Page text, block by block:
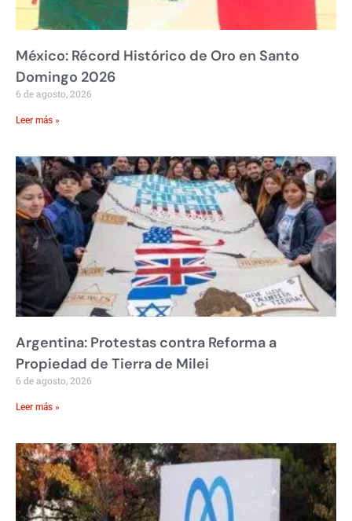
México: Récord Histórico de Oro en Santo
Domingo 2026
6 de agosto, 2026
Leer más »
Argentina: Protestas contra Reforma a
Propiedad de Tierra de Milei
6 de agosto, 2026
Leer más »